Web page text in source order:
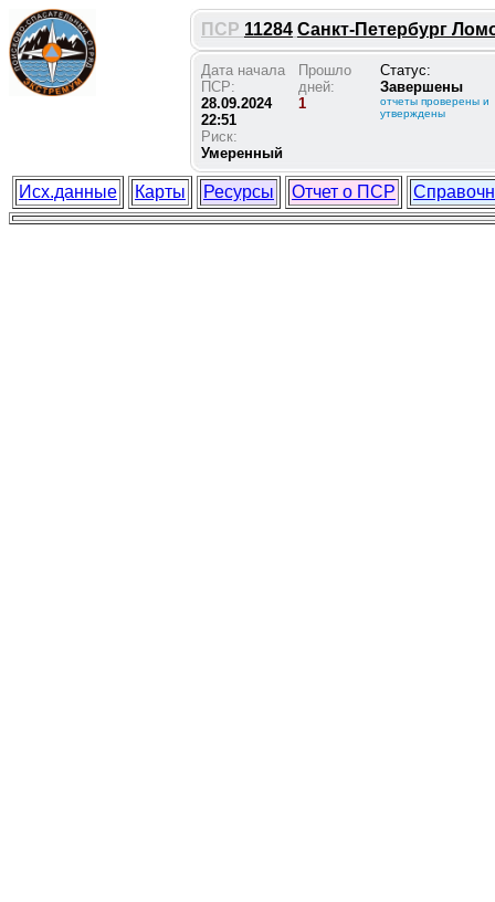
ПСР 11284 Санкт-Петербург
Дата начала
ПСР:
28.09.2024
22:51
Риск:
Умеренный
Прошло
дней:
1
Статус:
Завершены
отчеты проверены и
утверждены
Исх.данные Карты Ресурсы Отчет о ПСР